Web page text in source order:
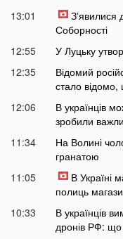
13:01
Зʼявилися
Соборності
12:55
У Луцьку
12:35
Відомий
стало відомо,
12:06
В українців
зробили
11:34
На Волині
гранатою
11:05
В Україні
полиць
10:33
В українців
дронів РФ: що